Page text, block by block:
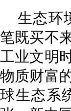
生态环
笔既买不
工业文明
物质财富
球生态系